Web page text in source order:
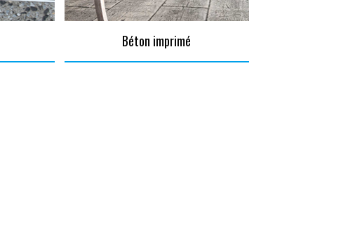
Béton imprimé